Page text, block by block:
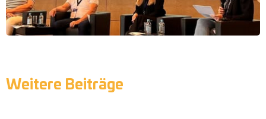
Weitere Beiträge